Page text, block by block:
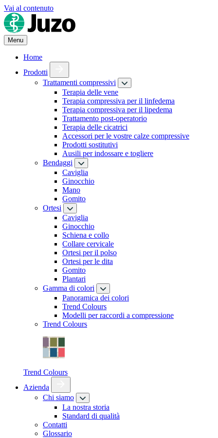
Vai al contenuto
Menu
Home
Prodotti
Trattamenti compressivi
Terapia delle vene
Terapia compressiva per il linfedema
Terapia compressiva per il lipedema
Trattamento post-operatorio
Terapia delle cicatrici
Accessori per le vostre calze compressive
Prodotti sostitutivi
Ausili per indossare e togliere
Bendaggi
Caviglia
Ginocchio
Mano
Gomito
Ortesi
Caviglia
Ginocchio
Schiena e collo
Collare cervicale
Ortesi per il polso
Ortesi per le dita
Gomito
Plantari
Gamma di colori
Panoramica dei colori
Trend Colours
Modelli per raccordi a compressione
Trend Colours
Trend Colours
Azienda
Chi siamo
La nostra storia
Standard di qualità
Contatti
Glossario